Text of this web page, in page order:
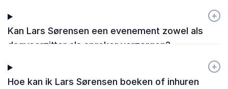
Kan Lars Sørensen een evenement zowel als
dagvoorzitter als spreker verzorgen?
+
-
Hoe kan ik Lars Sørensen boeken of inhuren
+
-